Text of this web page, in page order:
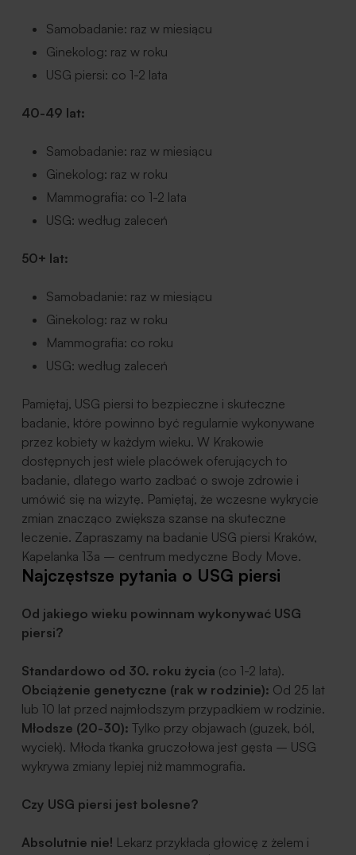
Samobadanie: raz w miesiącu
Ginekolog: raz w roku
USG piersi: co 1-2 lata
40-49 lat:
Samobadanie: raz w miesiącu
Ginekolog: raz w roku
Mammografia: co 1-2 lata
USG: według zaleceń
50+ lat:
Samobadanie: raz w miesiącu
Ginekolog: raz w roku
Mammografia: co roku
USG: według zaleceń
Pamiętaj, USG piersi to bezpieczne i skuteczne
badanie, które powinno być regularnie wykonywane
przez kobiety w każdym wieku. W Krakowie
dostępnych jest wiele placówek oferujących to
badanie, dlatego warto zadbać o swoje zdrowie i
umówić się na wizytę. Pamiętaj, że wczesne wykrycie
zmian znacząco zwiększa szanse na skuteczne
leczenie. Zapraszamy na badanie USG piersi Kraków,
Kapelanka 13a – centrum medyczne Body Move.
Najczęstsze pytania o USG piersi
Od jakiego wieku powinnam wykonywać USG
piersi?
Standardowo od 30. roku życia (co 1-2 lata).
Obciążenie genetyczne (rak w rodzinie): Od 25 lat
lub 10 lat przed najmłodszym przypadkiem w rodzinie.
Młodsze (20-30): Tylko przy objawach (guzek, ból,
wyciek). Młoda tkanka gruczołowa jest gęsta – USG
wykrywa zmiany lepiej niż mammografia.
Czy USG piersi jest bolesne?
Absolutnie nie! Lekarz przykłada głowicę z żelem i